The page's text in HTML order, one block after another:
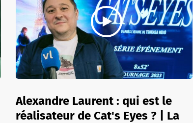
Alexandre Laurent : qui est le
réalisateur de Cat's Eyes ? | La